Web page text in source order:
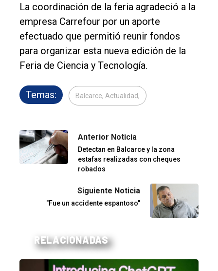
La coordinación de la feria agradeció a la
empresa Carrefour por un aporte
efectuado que permitió reunir fondos
para organizar esta nueva edición de la
Feria de Ciencia y Tecnología.
Temas: Balcarce, Actualidad,
Anterior Noticia
Detectan en Balcarce y la zona
estafas realizadas con cheques
robados
Siguiente Noticia
"Fue un accidente espantoso"
RELACIONADAS